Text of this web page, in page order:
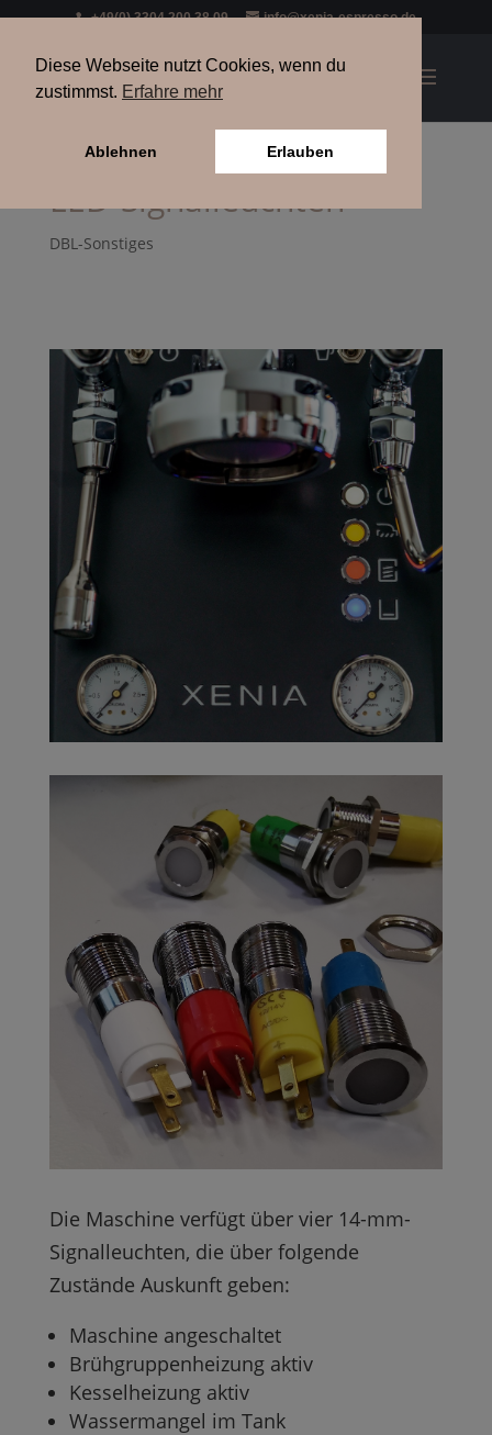
+49(0) 3304 200 38 09 info@xenia-espresso.de
LED-Signalleuchten
DBL-Sonstiges
Die Maschine verfügt über vier 14-mm-
Signalleuchten, die über folgende
Zustände Auskunft geben:
Maschine angeschaltet
Brühgruppenheizung aktiv
Kesselheizung aktiv
Wassermangel im Tank
Diese Webseite nutzt Cookies, wenn du
zustimmst. Erfahre mehr
Ablehnen Erlauben